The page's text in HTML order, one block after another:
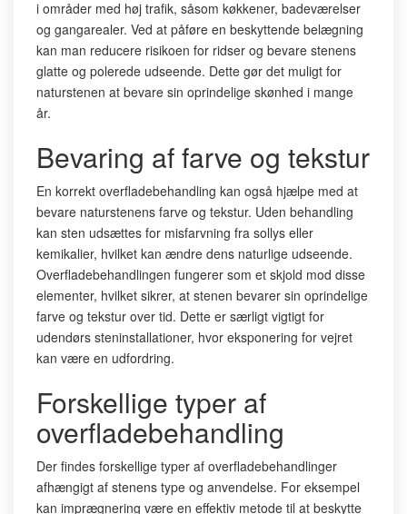
i områder med høj trafik, såsom køkkener, badeværelser
og gangarealer. Ved at påføre en beskyttende belægning
kan man reducere risikoen for ridser og bevare stenens
glatte og polerede udseende. Dette gør det muligt for
naturstenen at bevare sin oprindelige skønhed i mange
år.
Bevaring af farve og tekstur
En korrekt overfladebehandling kan også hjælpe med at
bevare naturstenens farve og tekstur. Uden behandling
kan sten udsættes for misfarvning fra sollys eller
kemikalier, hvilket kan ændre dens naturlige udseende.
Overfladebehandlingen fungerer som et skjold mod disse
elementer, hvilket sikrer, at stenen bevarer sin oprindelige
farve og tekstur over tid. Dette er særligt vigtigt for
udendørs steninstallationer, hvor eksponering for vejret
kan være en udfordring.
Forskellige typer af
overfladebehandling
Der findes forskellige typer af overfladebehandlinger
afhængigt af stenens type og anvendelse. For eksempel
kan imprægnering være en effektiv metode til at beskytte